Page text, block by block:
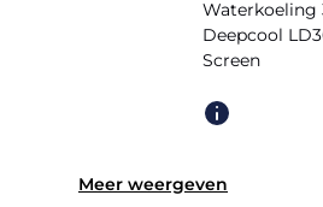
Waterkoeling
Deepcool
Screen
Meer weergeven